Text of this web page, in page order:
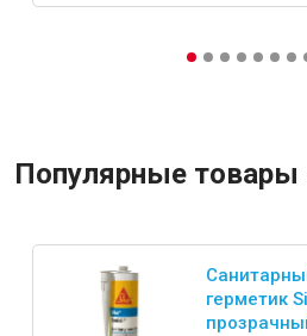
Популярные товары
герметик